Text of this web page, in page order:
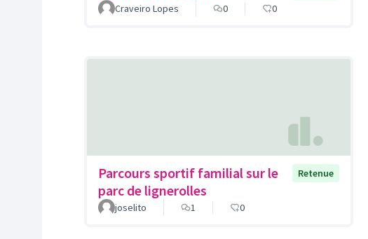
Craveiro Lopes
0 0
Parcours sportif familial sur le
parc de lignerolles
Retenue
joselito 1 0